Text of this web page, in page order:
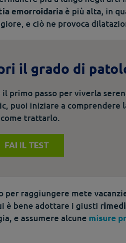
emorroidaria è più alta, in
e ciò ne provoca
il grado di
primo passo per viverla
puoi iniziare a comprendere
trattarlo.
FAI IL TEST
per raggiungere mete
è bene adottare i giusti
e assumere alcune misure